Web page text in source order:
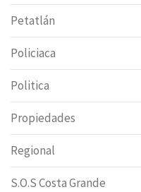
Petatlán
Policiaca
Politica
Propiedades
Regional
S.O.S Costa Grande